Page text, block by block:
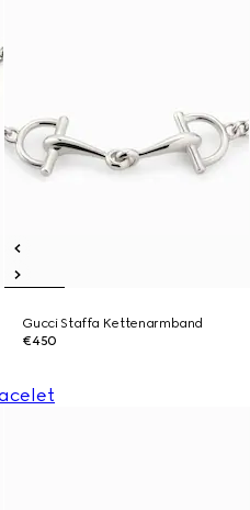
Gucci Staffa Kettenarmband
€450